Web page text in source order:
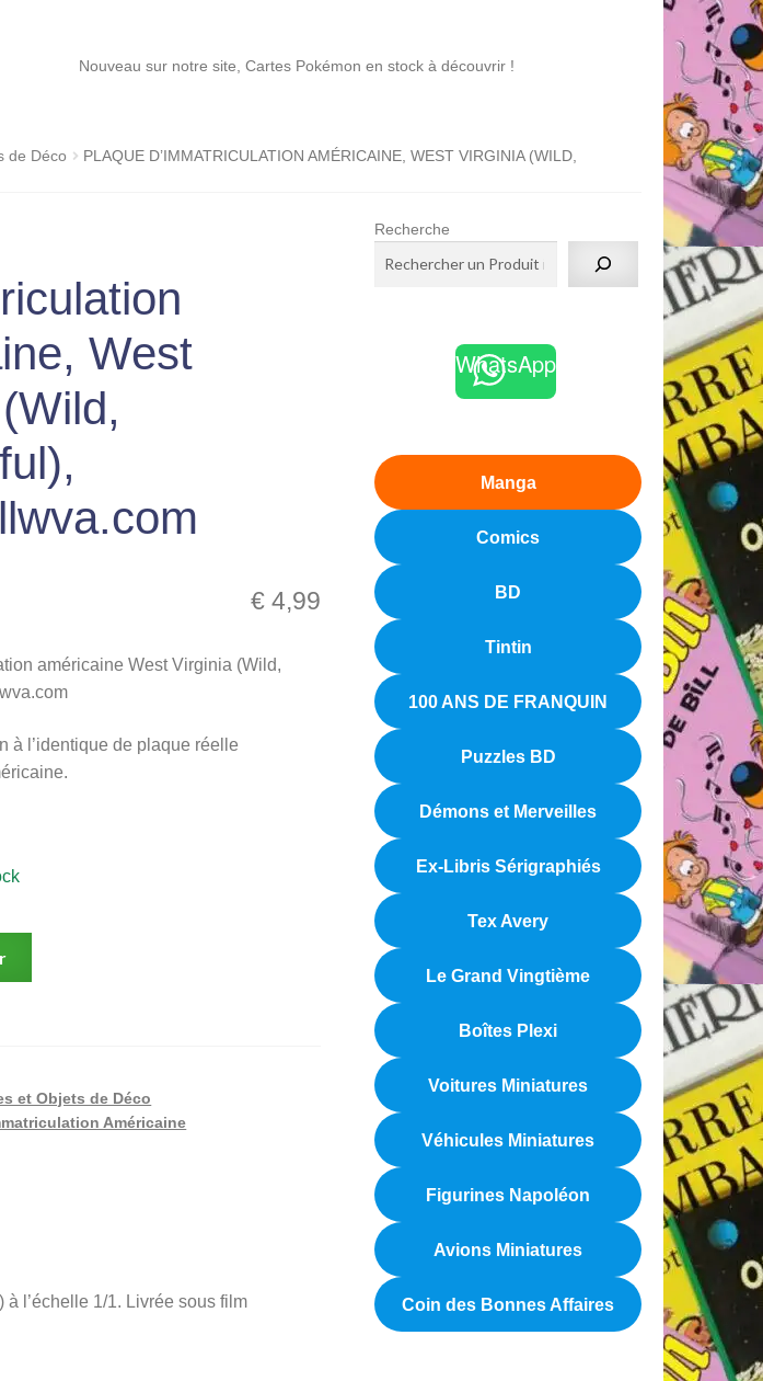
Nouveau sur notre site, Cartes Pokémon en stock à découvrir !
de Déco
PLAQUE D’IMMATRICULATION AMÉRICAINE, WEST VIRGINIA (WILD,
West
€ 4,99
américaine West Virginia (Wild,
à l’identique de plaque réelle
et Objets de Déco
Américaine
l’échelle 1/1. Livrée sous film
Recherche
WhatsApp
Manga
Comics
BD
Tintin
100 ANS DE FRANQUIN
Puzzles BD
Démons et Merveilles
Ex-Libris Sérigraphiés
Tex Avery
Le Grand Vingtième
Boîtes Plexi
Voitures Miniatures
Véhicules Miniatures
Figurines Napoléon
Avions Miniatures
Coin des Bonnes Affaires